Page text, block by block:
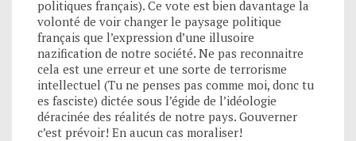
politiques français). Ce vote est bien davantage la
volonté de voir changer le paysage politique
français que l’expression d’une illusoire
nazification de notre société. Ne pas reconnaitre
cela est une erreur et une sorte de terrorisme
intellectuel (Tu ne penses pas comme moi, donc tu
es fasciste) dictée sous l’égide de l’idéologie
déracinée des réalités de notre pays. Gouverner
c’est prévoir! En aucun cas moraliser!